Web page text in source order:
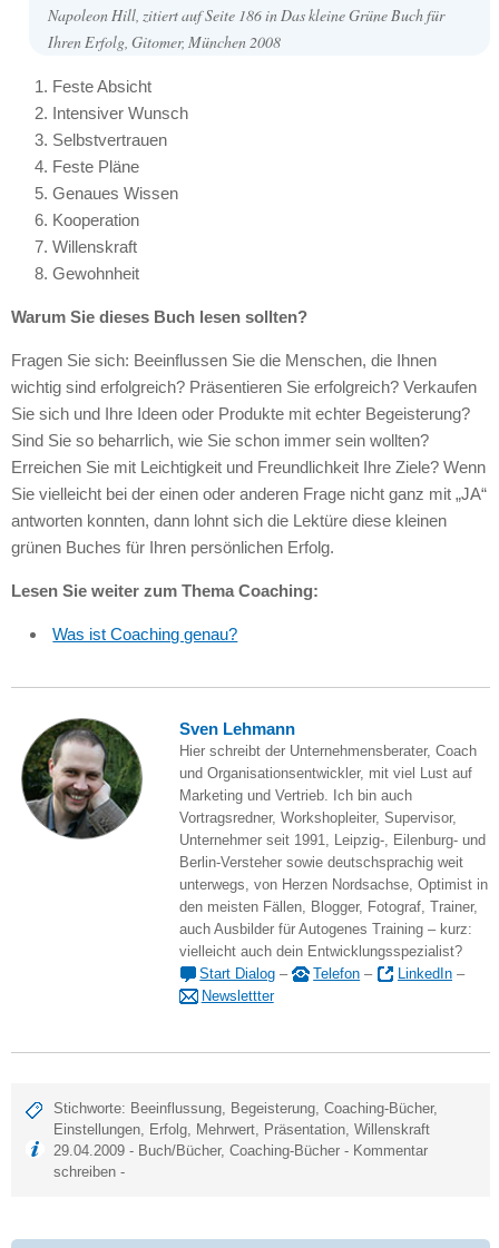
Napoleon Hill, zitiert auf Seite 186 in Das kleine Grüne Buch für
Ihren Erfolg, Gitomer, München 2008
Feste Absicht
Intensiver Wunsch
Selbstvertrauen
Feste Pläne
Genaues Wissen
Kooperation
Willenskraft
Gewohnheit
Warum Sie dieses Buch lesen sollten?
Fragen Sie sich: Beeinflussen Sie die Menschen, die Ihnen
wichtig sind erfolgreich? Präsentieren Sie erfolgreich? Verkaufen
Sie sich und Ihre Ideen oder Produkte mit echter Begeisterung?
Sind Sie so beharrlich, wie Sie schon immer sein wollten?
Erreichen Sie mit Leichtigkeit und Freundlichkeit Ihre Ziele? Wenn
Sie vielleicht bei der einen oder anderen Frage nicht ganz mit „JA“
antworten konnten, dann lohnt sich die Lektüre diese kleinen
grünen Buches für Ihren persönlichen Erfolg.
Lesen Sie weiter zum Thema Coaching:
Was ist Coaching genau?
Sven Lehmann
Hier schreibt der Unternehmensberater, Coach
und Organisationsentwickler, mit viel Lust auf
Marketing und Vertrieb. Ich bin auch
Vortragsredner, Workshopleiter, Supervisor,
Unternehmer seit 1991, Leipzig-, Eilenburg- und
Berlin-Versteher sowie deutschsprachig weit
unterwegs, von Herzen Nordsachse, Optimist in
den meisten Fällen, Blogger, Fotograf, Trainer,
auch Ausbilder für Autogenes Training – kurz:
vielleicht auch dein Entwicklungsspezialist?
Start Dialog – Telefon – LinkedIn –
Newslettter
Stichworte: Beeinflussung Begeisterung ,Coaching-Bücher,
Einstellungen
Erfolg Mehrwert Präsentation ,Willenskraft
29.04.2009 - Buch/Bücher,Coaching-Bücher - Kommentar
schreiben -